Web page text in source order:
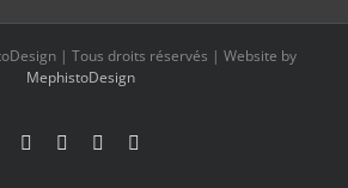
| Tous droits réservés | Website by
MephistoDesign
FacebookInstagramPinterest